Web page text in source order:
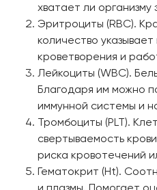
хватает ли
Эритроциты (RBC).
количество
кроветворения и
Лейкоциты (WBC).
Благодаря им можно
иммунной системы и
Тромбоциты (PLT).
свертываемость
риска кровотечений
Гематокрит (Ht).